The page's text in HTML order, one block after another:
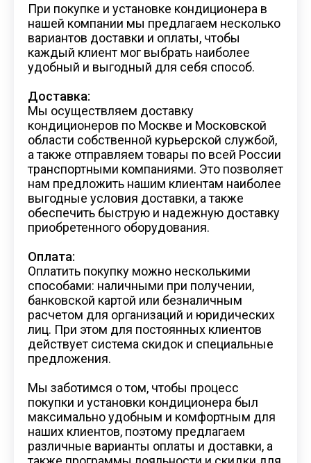
При покупке и установке кондиционера в
нашей компании мы предлагаем несколько
вариантов доставки и оплаты, чтобы
каждый клиент мог выбрать наиболее
удобный и выгодный для себя способ.
Доставка:
Мы осуществляем доставку
кондиционеров по Москве и Московской
области собственной курьерской службой,
а также отправляем товары по всей России
транспортными компаниями. Это позволяет
нам предложить нашим клиентам наиболее
выгодные условия доставки, а также
обеспечить быструю и надежную доставку
приобретенного оборудования.
Оплата:
Оплатить покупку можно несколькими
способами: наличными при получении,
банковской картой или безналичным
расчетом для организаций и юридических
лиц. При этом для постоянных клиентов
действует система скидок и специальные
предложения.
Мы заботимся о том, чтобы процесс
покупки и установки кондиционера был
максимально удобным и комфортным для
наших клиентов, поэтому предлагаем
различные варианты оплаты и доставки, а